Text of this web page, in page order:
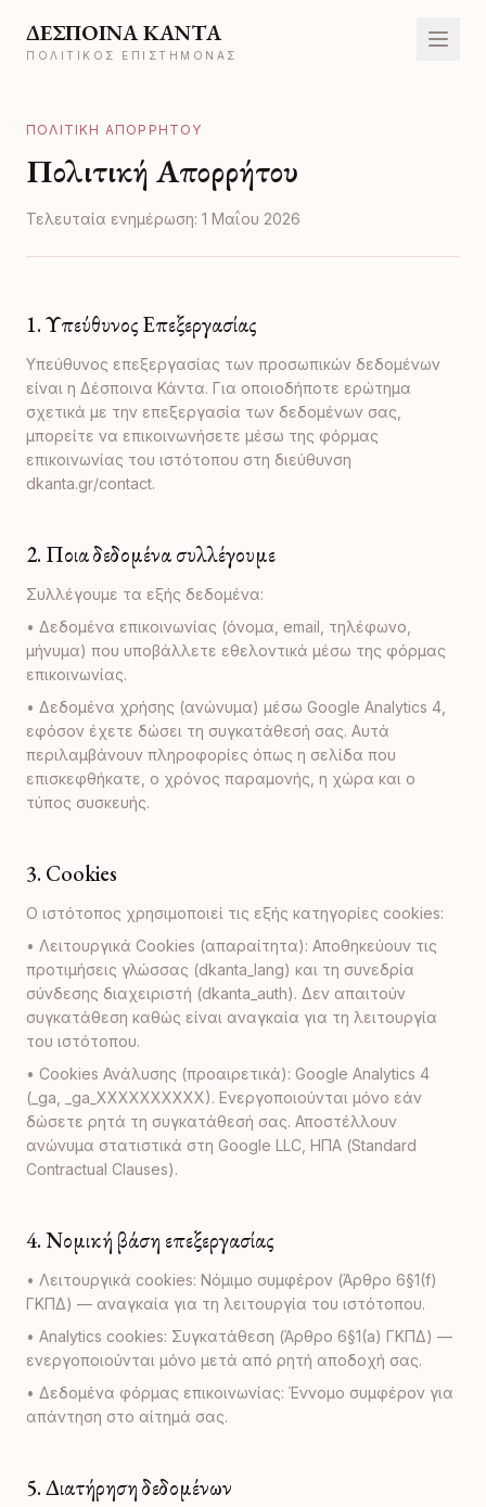
ΔΕΣΠΟΙΝΑ ΚΑΝΤΑ
ΠΟΛΙΤΙΚΌΣ ΕΠΙΣΤΉΜΟΝΑΣ
ΠΟΛΙΤΙΚΉ ΑΠΟΡΡΉΤΟΥ
Πολιτική Απορρήτου
Τελευταία ενημέρωση: 1 Μαΐου 2026
1. Υπεύθυνος Επεξεργασίας
Υπεύθυνος επεξεργασίας των προσωπικών δεδομένων
είναι η Δέσποινα Κάντα. Για οποιοδήποτε ερώτημα
σχετικά με την επεξεργασία των δεδομένων σας,
μπορείτε να επικοινωνήσετε μέσω της φόρμας
επικοινωνίας του ιστότοπου στη διεύθυνση
dkanta.gr/contact.
2. Ποια δεδομένα συλλέγουμε
Συλλέγουμε τα εξής δεδομένα:
• Δεδομένα επικοινωνίας (όνομα, email, τηλέφωνο,
μήνυμα) που υποβάλλετε εθελοντικά μέσω της φόρμας
επικοινωνίας.
• Δεδομένα χρήσης (ανώνυμα) μέσω Google Analytics 4,
εφόσον έχετε δώσει τη συγκατάθεσή σας. Αυτά
περιλαμβάνουν πληροφορίες όπως η σελίδα που
επισκεφθήκατε, ο χρόνος παραμονής, η χώρα και ο
τύπος συσκευής.
3. Cookies
Ο ιστότοπος χρησιμοποιεί τις εξής κατηγορίες cookies:
• Λειτουργικά Cookies (απαραίτητα): Αποθηκεύουν τις
προτιμήσεις γλώσσας (dkanta_lang) και τη συνεδρία
σύνδεσης διαχειριστή (dkanta_auth). Δεν απαιτούν
συγκατάθεση καθώς είναι αναγκαία για τη λειτουργία
του ιστότοπου.
• Cookies Ανάλυσης (προαιρετικά): Google Analytics 4
(_ga, _ga_XXXXXXXXXX). Ενεργοποιούνται μόνο εάν
δώσετε ρητά τη συγκατάθεσή σας. Αποστέλλουν
ανώνυμα στατιστικά στη Google LLC, ΗΠΑ (Standard
Contractual Clauses).
4. Νομική βάση επεξεργασίας
• Λειτουργικά cookies: Νόμιμο συμφέρον (Άρθρο 6§1(f)
ΓΚΠΔ) — αναγκαία για τη λειτουργία του ιστότοπου.
• Analytics cookies: Συγκατάθεση (Άρθρο 6§1(a) ΓΚΠΔ) —
ενεργοποιούνται μόνο μετά από ρητή αποδοχή σας.
• Δεδομένα φόρμας επικοινωνίας: Έννομο συμφέρον για
απάντηση στο αίτημά σας.
5. Διατήρηση δεδομένων